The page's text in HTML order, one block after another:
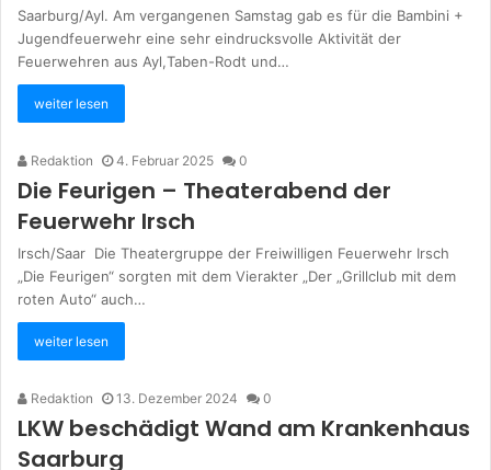
Saarburg/Ayl. Am vergangenen Samstag gab es für die Bambini +
Jugendfeuerwehr eine sehr eindrucksvolle Aktivität der
Feuerwehren aus Ayl,Taben-Rodt und…
weiter lesen
Redaktion 4. Februar 2025 0
Die Feurigen – Theaterabend der
Feuerwehr Irsch
Irsch/Saar Die Theatergruppe der Freiwilligen Feuerwehr Irsch
„Die Feurigen“ sorgten mit dem Vierakter „Der „Grillclub mit dem
roten Auto“ auch…
weiter lesen
Redaktion 13. Dezember 2024 0
LKW beschädigt Wand am Krankenhaus
Saarburg